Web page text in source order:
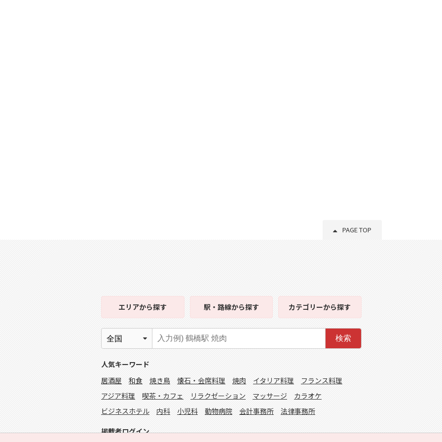
PAGE TOP
エリアから探す 駅・路線から探す カテゴリーから探す
検索
人気キーワード
居酒屋
和食 焼き鳥 懐石・会席料理 焼肉 イタリア料理
フランス料理
アジア料理
喫茶・カフェ リラクゼーション マッサージ
カラオケ
ビジネスホテル
内科 小児科 動物病院 会計事務所 法律事務所
掲載者ログイン